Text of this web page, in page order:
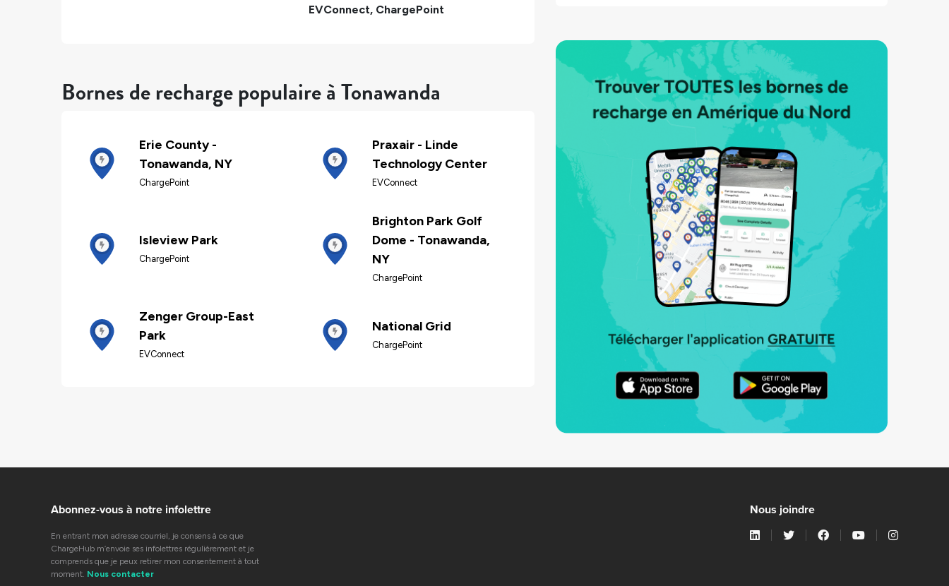
EVConnect, ChargePoint
Bornes de recharge populaire à Tonawanda
Erie County -
Tonawanda, NY
ChargePoint
Praxair - Linde
Technology Center
EVConnect
Isleview Park
ChargePoint
Brighton Park Golf
Dome - Tonawanda,
NY
ChargePoint
Zenger Group-East
Park
EVConnect
National Grid
ChargePoint
Abonnez-vous à notre infolettre
En entrant mon adresse courriel, je consens à ce que
ChargeHub m’envoie ses infolettres régulièrement et je
comprends que je peux retirer mon consentement à tout
moment. Nous contacter
Nous joindre